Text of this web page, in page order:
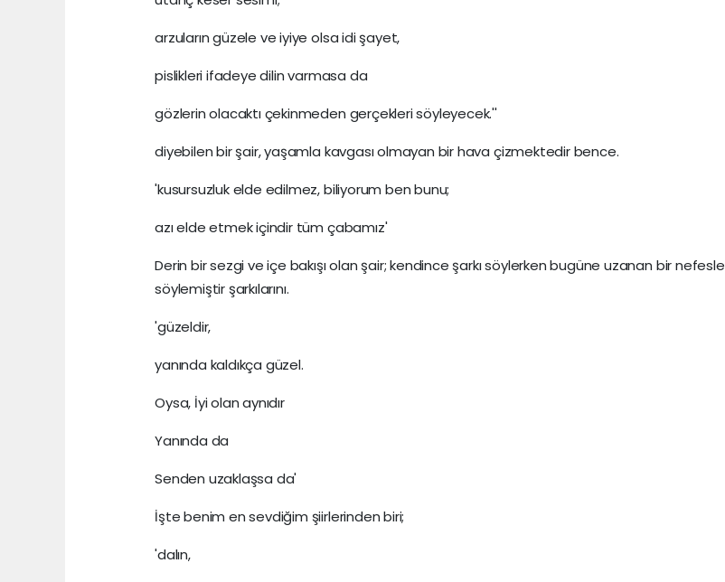
arzuların güzele ve iyiye olsa idi şayet,
pislikleri ifadeye dilin varmasa da
gözlerin olacaktı çekinmeden gerçekleri söyleyecek.''
diyebilen bir şair, yaşamla kavgası olmayan bir hava çizmektedir bence.
'kusursuzluk elde edilmez, biliyorum ben bunu;
azı elde etmek içindir tüm çabamız'
Derin bir sezgi ve içe bakışı olan şair; kendince şarkı söylerken bugüne uzanan bir nefesle
söylemiştir şarkılarını.
'güzeldir,
yanında kaldıkça güzel.
Oysa, İyi olan aynıdır
Yanında da
Senden uzaklaşsa da'
İşte benim en sevdiğim şiirlerinden biri;
'dalın,